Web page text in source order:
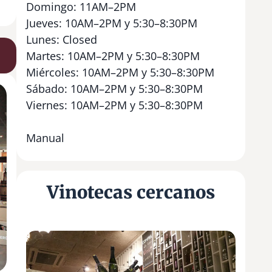
Domingo: 11AM–2PM
Jueves: 10AM–2PM y 5:30–8:30PM
Lunes: Closed
Martes: 10AM–2PM y 5:30–8:30PM
Miércoles: 10AM–2PM y 5:30–8:30PM
Sábado: 10AM–2PM y 5:30–8:30PM
Viernes: 10AM–2PM y 5:30–8:30PM
Manual
Vinotecas cercanos
L
a
C